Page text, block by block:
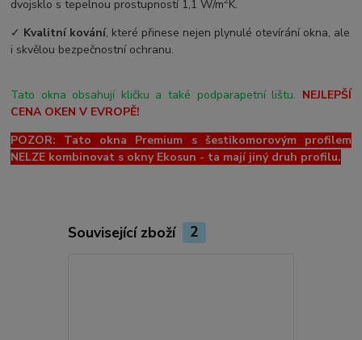
dvojsklo s tepelnou prostupností 1,1 W/m K.
✓ Kvalitní kování, které přinese nejen plynulé otevírání okna, ale
i skvělou bezpečnostní ochranu.
Tato okna obsahují kličku a také podparapetní lištu. NEJLEPŠÍ
CENA OKEN V EVROPĚ!
POZOR: Tato okna Premium s šestikomorovým profilem
NELZE kombinovat s okny Ekosun - ta mají jiný druh profilu.
Související zboží 2